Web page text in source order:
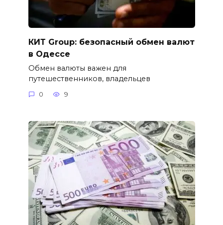
КИТ Group: безопасный обмен валют
в Одессе
Обмен валюты важен для
путешественников, владельцев
0 9